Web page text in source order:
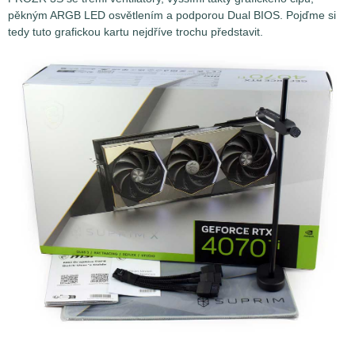
pěkným ARGB LED osvětlením a podporou Dual BIOS. Pojďme si
tedy tuto grafickou kartu nejdříve trochu představit.